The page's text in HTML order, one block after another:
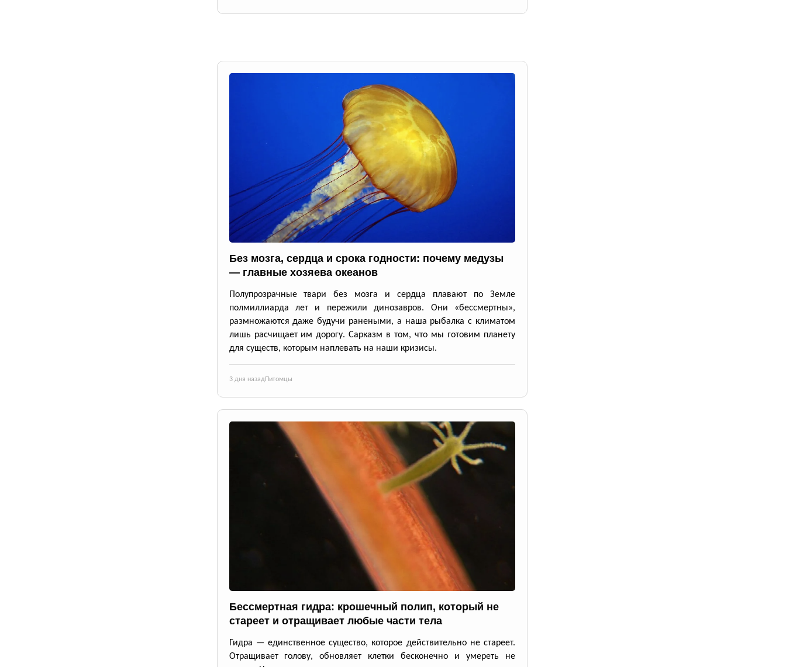
Без мозга, сердца и срока годности: почему медузы
— главные хозяева океанов
Полупрозрачные твари без мозга и сердца плавают по Земле
полмиллиарда лет и пережили динозавров. Они «бессмертны»,
размножаются даже будучи ранеными, а наша рыбалка с климатом
лишь расчищает им дорогу. Сарказм в том, что мы готовим планету
для существ, которым наплевать на наши кризисы.
3 дня назадПитомцы
Бессмертная гидра: крошечный полип, который не
стареет и отращивает любые части тела
Гидра — единственное существо, которое действительно не стареет.
Отращивает голову, обновляет клетки бесконечно и умереть не